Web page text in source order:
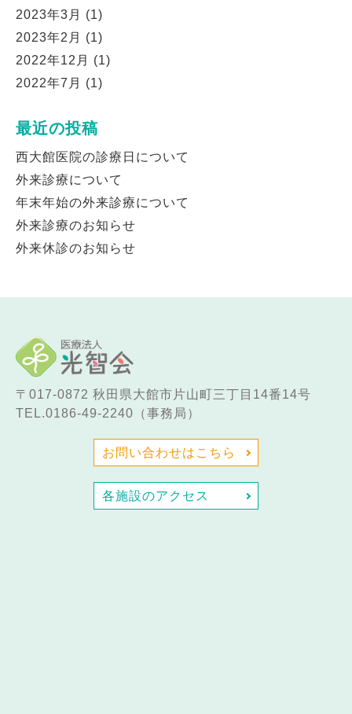
2023年3月
(1)
2023年2月
(1)
2022年12月
(1)
2022年7月
(1)
最近の投稿
西大館医院の診療日について
外来診療について
年末年始の外来診療について
外来診療のお知らせ
外来休診のお知らせ
〒017-0872 秋田県大館市片山町三丁目14番14号
TEL.0186-49-2240（事務局）
お問い合わせはこちら
各施設のアクセス